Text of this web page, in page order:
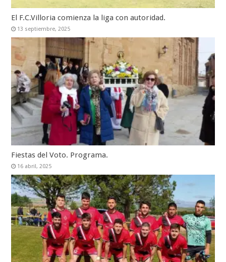
El F.C.Villoria comienza la liga con autoridad.
13 septiembre, 2025
Fiestas del Voto. Programa.
16 abril, 2025